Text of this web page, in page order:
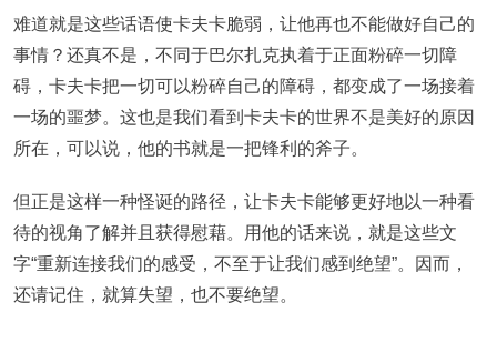
难道就是这些话语使卡夫卡脆弱，让他再也不能做好自己的
事情？还真不是，不同于巴尔扎克执着于正面粉碎一切障
碍，卡夫卡把一切可以粉碎自己的障碍，都变成了一场接着
一场的噩梦。这也是我们看到卡夫卡的世界不是美好的原因
所在，可以说，他的书就是一把锋利的斧子。
但正是这样一种怪诞的路径，让卡夫卡能够更好地以一种看
待的视角了解并且获得慰藉。用他的话来说，就是这些文
字“重新连接我们的感受，不至于让我们感到绝望”。因而，
还请记住，就算失望，也不要绝望。